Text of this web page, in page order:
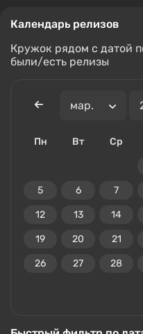
Календарь релизов
Кружок рядом с датой
были/есть релизы
Пн Вт Ср
5 6 7
12 13 14
19 20 21
26 27 28